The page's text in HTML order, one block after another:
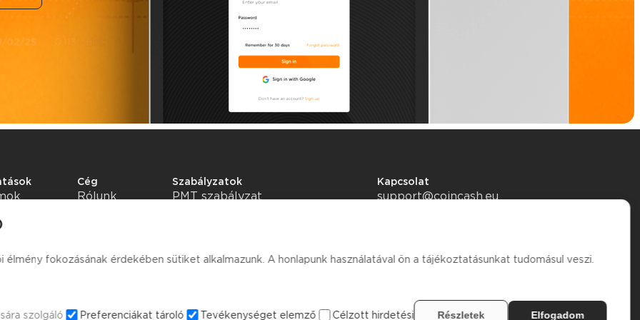
Cég
Rólunk
Szabályzatok
PMT szabályzat
Kapcsolat
support@coincash.eu
fokozásának érdekében sütiket alkalmazunk. A honlapunk használatával ön a tájékoztatásunkat tudomásul veszi.
szolgáló Preferenciákat tároló Tevékenységet elemző Célzott hirdetési Részletek Elfogadom